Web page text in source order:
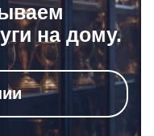
на дому.